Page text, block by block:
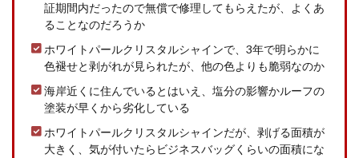
証期間内だったので無償で修理してもらえたが、よくあ
ることなのだろうか
ホワイトパールクリスタルシャインで、3年で明らかに
色褪せと剥がれが見られたが、他の色よりも脆弱なのか
海岸近くに住んでいるとはいえ、塩分の影響かルーフの
塗装が早くから劣化している
ホワイトパールクリスタルシャインだが、剥げる面積が
大きく、気が付いたらビジネスバッグくらいの面積にな